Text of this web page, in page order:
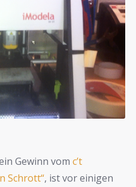
Gewinn vom c’t
Schrott“, ist vor einigen